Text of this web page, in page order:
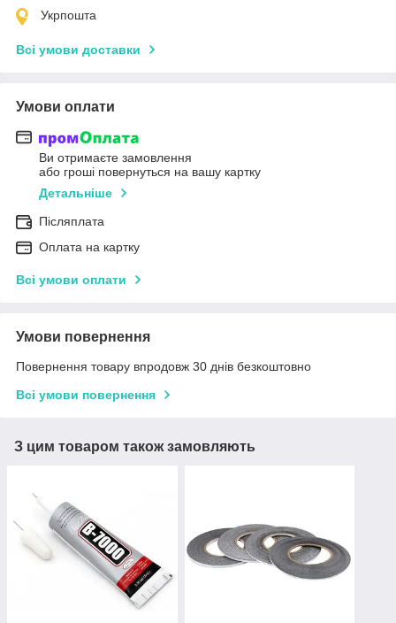
Укрпошта
Всі умови доставки
Умови оплати
Ви отримаєте замовлення
або гроші повернуться на вашу картку
Детальніше
Післяплата
Оплата на картку
Всі умови оплати
Умови повернення
Повернення товару впродовж 30 днів безкоштовно
Всі умови повернення
З цим товаром також замовляють